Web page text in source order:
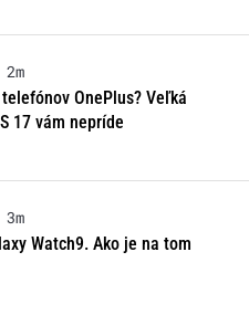
2m
OnePlus? Veľká
17 vám nepríde
3m
Watch9. Ako je na tom